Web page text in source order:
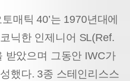
매틱 40’는 1970년대에
닉한 인제니어 SL(Ref.
받았으며 그동안 IWC가
했다. 3종 스테인리스스